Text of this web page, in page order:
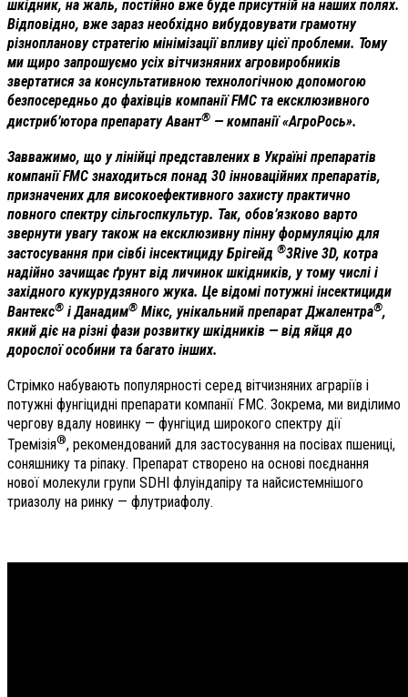
шкідник, на жаль, постійно вже буде присутній на наших полях.
Відповідно, вже зараз необхідно вибудовувати грамотну
різнопланову стратегію мінімізації впливу цієї проблеми. Тому
ми щиро запрошуємо усіх вітчизняних агровиробників
звертатися за консультативною технологічною допомогою
безпосередньо до фахівців компанії FMC та ексклюзивного
дистриб’ютора препарату Авант® — компанії «АгроРось».
Завважимо, що у лінійці представлених в Україні препаратів
компанії FMC знаходиться понад 30 інноваційних препаратів,
призначених для високоефективного захисту практично
повного спектру сільгоспкультур. Так, обов’язково варто
звернути увагу також на ексклюзивну пінну формуляцію для
застосування при сівбі інсектициду Брігейд ®3Rive 3D, котра
надійно зачищає ґрунт від личинок шкідників, у тому числі і
західного кукурудзяного жука. Це відомі потужні інсектициди
Вантекс® і Данадим® Мікс, унікальний препарат Джалентра®,
який діє на різні фази розвитку шкідників — від яйця до
дорослої особини та багато інших.
Стрімко набувають популярності серед вітчизняних аграріїв і
потужні фунгіцидні препарати компанії FMC. Зокрема, ми виділимо
чергову вдалу новинку — фунгіцид широкого спектру дії
Тремізія®, рекомендований для застосування на посівах пшениці,
соняшнику та ріпаку. Препарат створено на основі поєднання
нової молекули групи SDHI флуіндапіру та найсистемнішого
триазолу на ринку — флутриафолу.